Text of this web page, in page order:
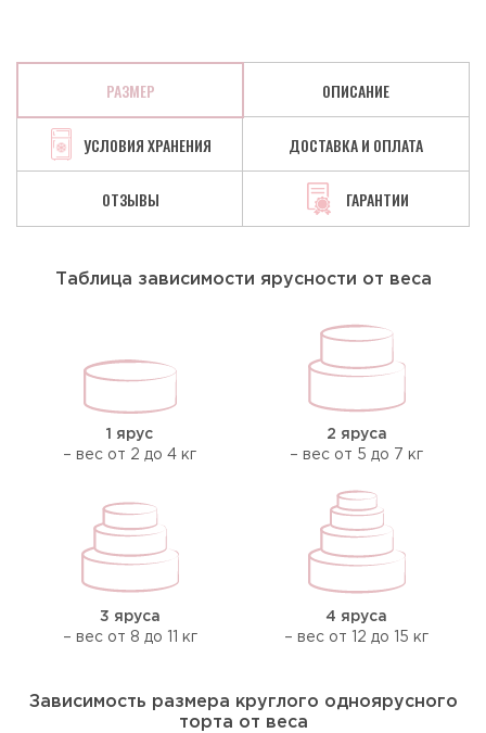
РАЗМЕР ОПИСАНИЕ
УСЛОВИЯ ХРАНЕНИЯ ДОСТАВКА И ОПЛАТА
ОТЗЫВЫ ГАРАНТИИ
Таблица зависимости ярусности от веса
1 ярус
– вес от 2 до 4 кг
2 яруса
– вес от 5 до 7 кг
3 яруса
– вес от 8 до 11 кг
4 яруса
– вес от 12 до 15 кг
Зависимость размера круглого одноярусного
торта от веса